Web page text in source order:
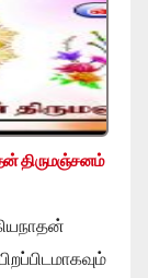
திருமஞ்சனம்